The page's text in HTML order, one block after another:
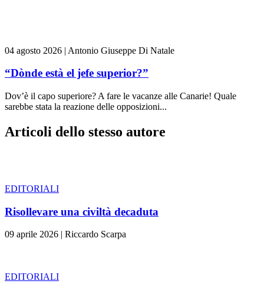
04 agosto 2026 | Antonio Giuseppe Di Natale
“Dònde està el jefe superior?”
Dov’è il capo superiore? A fare le vacanze alle Canarie! Quale
sarebbe stata la reazione delle opposizioni...
Articoli dello stesso autore
EDITORIALI
Risollevare una civiltà decaduta
09 aprile 2026 | Riccardo Scarpa
EDITORIALI